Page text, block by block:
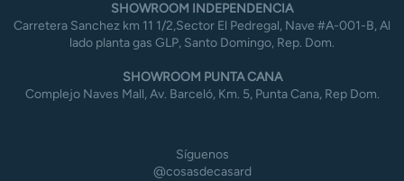
SHOWROOM INDEPENDENCIA
Carretera Sanchez km 11 1/2,Sector El Pedregal, Nave #A-001-B, Al
lado planta gas GLP, Santo Domingo, Rep. Dom.
SHOWROOM PUNTA CANA
Complejo Naves Mall, Av. Barceló, Km. 5, Punta Cana, Rep Dom.
Síguenos
@cosasdecasard